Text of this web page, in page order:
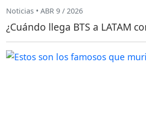
Noticias • ABR 9 / 2026
¿Cuándo llega BTS a LATAM